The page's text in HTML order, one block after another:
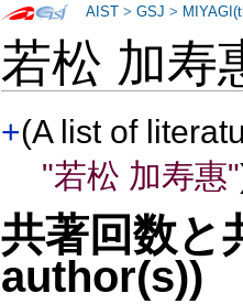
若松 加寿
+(A list of
"若松 加寿惠"
共著回数
author(s))
AIST >GSJ >